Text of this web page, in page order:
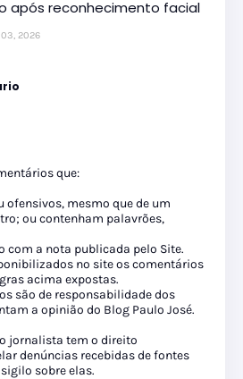
após reconhecimento facial
2026
que:
ofensivos, mesmo que de um
ou contenham palavrões,
com a nota publicada pelo Site.
no site os comentários
acima expostas.
são de responsabilidade dos
a opinião do Blog Paulo José.
jornalista tem o direito
denúncias recebidas de fontes
sobre elas.